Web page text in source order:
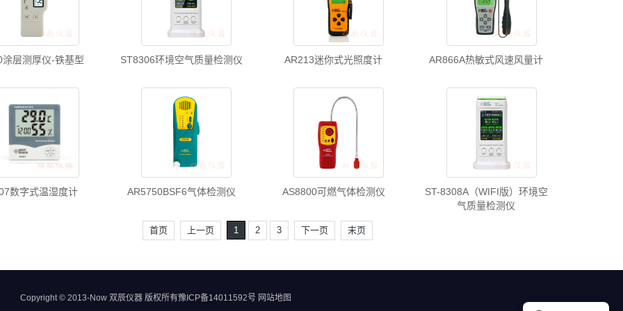
涂层测厚仪-铁基型 ST8306环境空气质量检测仪 AR213迷你式光照度计 AR866A热敏式风速风量计
数字式温湿度计 AR5750BSF6气体检测仪 AS8800可燃气体检测仪
ST-8308A（WIFI版）环境空
气质量检测仪
首页 上一页 1 2 3 下一页 末页
Copyright © 2013-Now 双辰仪器 版权所有豫ICP备14011592号 网站地图